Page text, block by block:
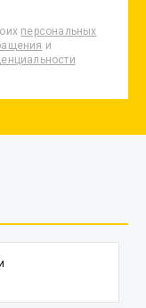
персональных
и